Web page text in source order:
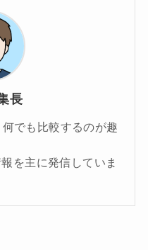
長
でも比較するのが趣
を主に発信していま